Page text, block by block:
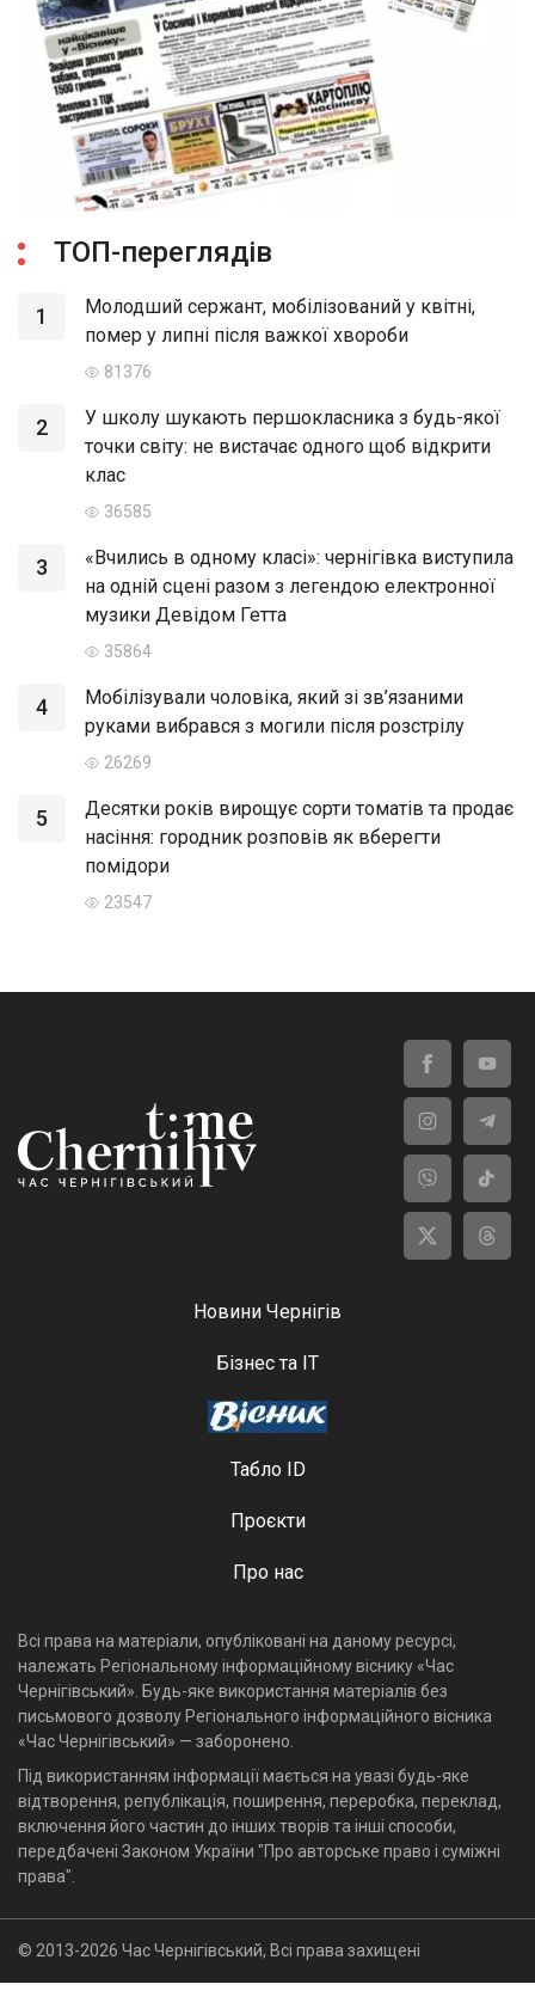
ТОП-переглядів
1
Молодший сержант, мобілізований у квітні,
помер у липні після важкої хвороби
81376
2
У школу шукають першокласника з будь-якої
точки світу: не вистачає одного щоб відкрити
клас
36585
3
«Вчились в одному класі»: чернігівка виступила
на одній сцені разом з легендою електронної
музики Девідом Гетта
35864
4
Мобілізували чоловіка, який зі зв’язаними
руками вибрався з могили після розстрілу
26269
5
Десятки років вирощує сорти томатів та продає
насіння: городник розповів як вберегти
помідори
23547
Новини Чернігів
Бізнес та ІТ
Табло ID
Проєкти
Про нас
Всі права на матеріали, опубліковані на даному ресурсі,
належать Регіональному інформаційному віснику «Час
Чернігівський». Будь-яке використання матеріалів без
письмового дозволу Регіонального інформаційного вісника
«Час Чернігівський» — заборонено.
Під використанням інформації мається на увазі будь-яке
відтворення, републікація, поширення, переробка, переклад,
включення його частин до інших творів та інші способи,
передбачені Законом України "Про авторське право і суміжні
права".
© 2013-2026 Час Чернігівський, Всі права захищені